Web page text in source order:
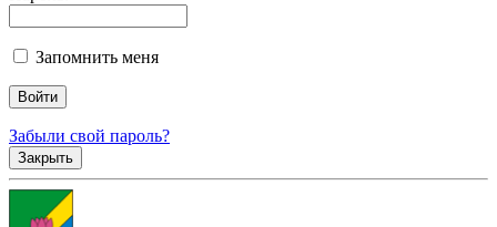
Запомнить меня
Забыли свой пароль?
Закрыть